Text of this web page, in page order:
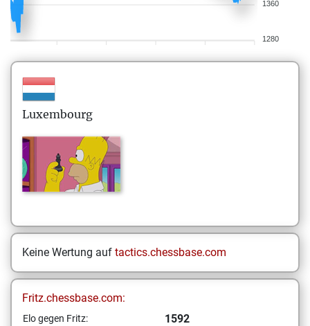
1360
1280
Luxembourg
Keine Wertung auf tactics.chessbase.com
Fritz.chessbase.com:
Elo gegen Fritz: 1592